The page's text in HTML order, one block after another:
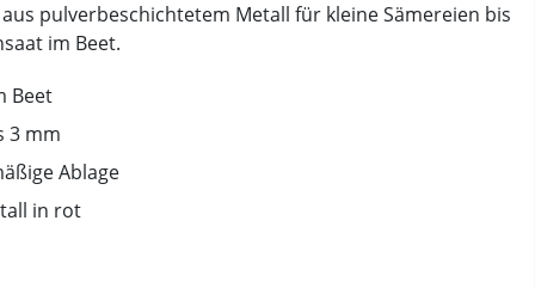
pulverbeschichtetem Metall für kleine Sämereien bis
im Beet.
Beet
3 mm
Ablage
in rot